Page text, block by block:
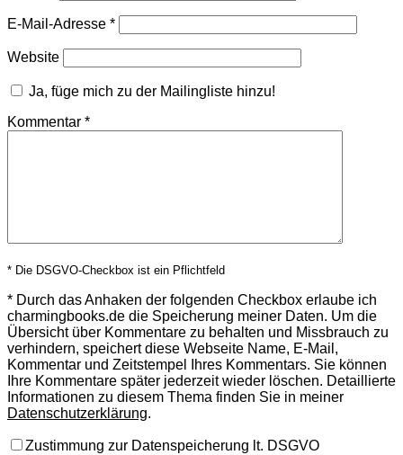
E-Mail-Adresse *
Website
Ja, füge mich zu der Mailingliste hinzu!
Kommentar *
* Die DSGVO-Checkbox ist ein Pflichtfeld
* Durch das Anhaken der folgenden Checkbox erlaube ich
charmingbooks.de die Speicherung meiner Daten. Um die
Übersicht über Kommentare zu behalten und Missbrauch zu
verhindern, speichert diese Webseite Name, E-Mail,
Kommentar und Zeitstempel Ihres Kommentars. Sie können
Ihre Kommentare später jederzeit wieder löschen. Detaillierte
Informationen zu diesem Thema finden Sie in meiner
Datenschutzerklärung.
Zustimmung zur Datenspeicherung lt. DSGVO